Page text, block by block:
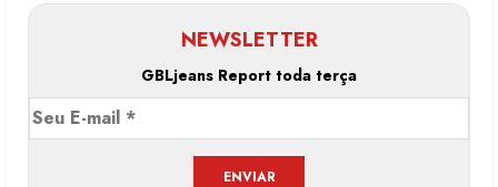
NEWSLETTER
GBLjeans Report toda terça